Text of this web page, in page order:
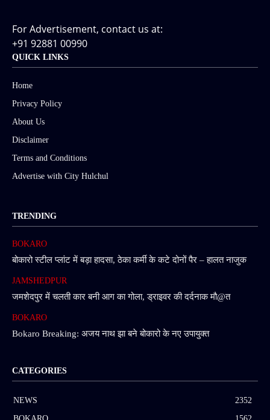
For Advertisement, contact us at:
+91 92881 00990
QUICK LINKS
Home
Privacy Policy
About Us
Disclaimer
Terms and Conditions
Advertise with City Hulchul
TRENDING
BOKARO
बोकारो स्टील प्लांट में बड़ा हादसा, ठेका कर्मी के कटे दोनों पैर – हालत नाजुक
JAMSHEDPUR
जमशेदपुर में चलती कार बनी आग का गोला, ड्राइवर की दर्दनाक मौ@त
BOKARO
Bokaro Breaking: अजय नाथ झा बने बोकारो के नए उपायुक्त
CATEGORIES
NEWS
2352